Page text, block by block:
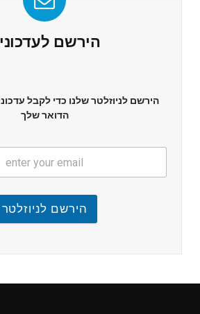
הירשם
הירשם לניוזלטר שלנו כדי לקבל
הדואר שלך
הירשם לניוזלטר